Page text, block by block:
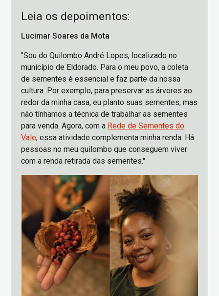
Leia os depoimentos:
Lucimar Soares da Mota
"Sou do Quilombo André Lopes, localizado no
município de Eldorado. Para o meu povo, a coleta
de sementes é essencial e faz parte da nossa
cultura. Por exemplo, para preservar as árvores ao
redor da minha casa, eu planto suas sementes, mas
não tínhamos a técnica de trabalhar as sementes
para venda. Agora, com a Rede de Sementes do
Vale, essa atividade complementa minha renda. Há
pessoas no meu quilombo que conseguem viver
com a renda retirada das sementes."
Imagem